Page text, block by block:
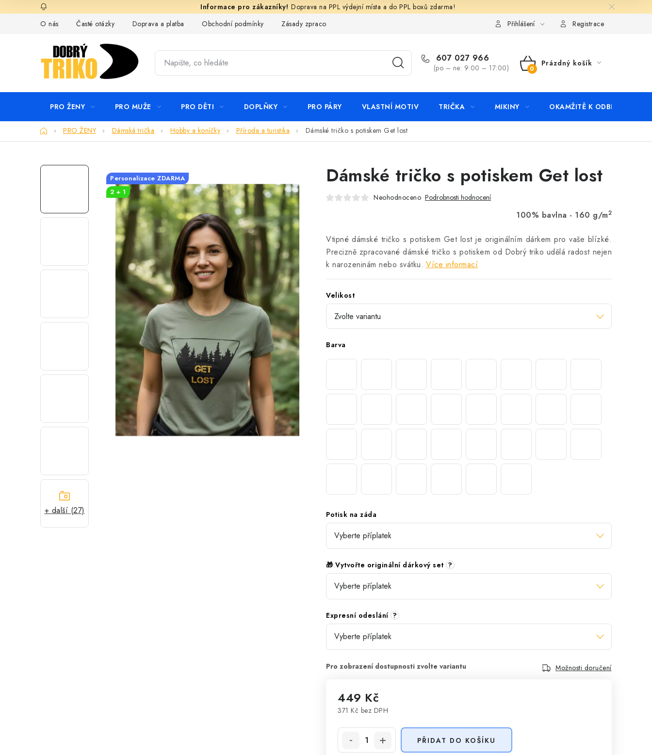
na
Doprava na PPL výdejní místa a do PPL boxů zdarma!
O nás
Časté otázky Doprava a platba Obchodní podmínky Zásady zpracování ochrany osobních údajů KontaktyPřihlášení Registrace
607 027 966
(po – ne: 9:00 – 17:00)
NÁKUPNÍ
Prázdný košík
PRO ŽENY PRO MUŽE PRO DĚTI DOPLŇKY PRO PÁRY VLASTNÍ MOTIV TRIČKA MIKINY OKAMŽITĚ K ODBĚRU
DomůPRO ŽENY Dámská trička Hobby a koníčky Příroda a turistika Dámské tričko s potiskem Get lost
+ další (27)
Dámské tričko s potiskem Get lost
Neohodnoceno Podrobnosti hodnocení
100% bavlna - 160 g/m2
Vtipné dámské tričko s potiskem Get lost je originálním dárkem pro vaše blízké.
Precizně zpracované dámské tričko s potiskem od Dobrý triko udělá radost nejen
k narozeninám nebo svátku. Více informací
Velikost
Barva
Potisk na záda
🎁 Vytvořte originální dárkový set ?
Expresní odeslání ?
Možnosti doručení
449 Kč
371 Kč bez DPH
PŘIDAT DO KOŠÍKU
Personalizace ZDARMA
2 + 1